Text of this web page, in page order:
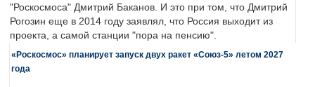
"Роскосмоса" Дмитрий Баканов. И это при том, что Дмитрий
Рогозин еще в 2014 году заявлял, что Россия выходит из
проекта, а самой станции "пора на пенсию".
«Роскосмос» планирует запуск двух ракет «Союз-5» летом 2027
года